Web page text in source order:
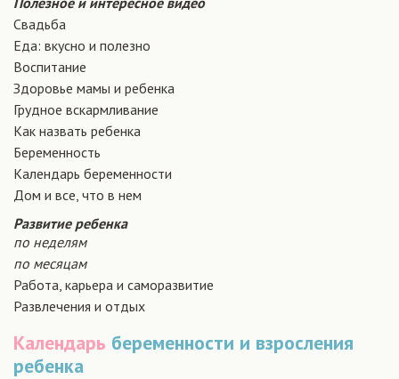
Свадьба
Еда: вкусно и полезно
Воспитание
Здоровье мамы и ребенка
Грудное вскармливание
Как назвать ребенка
Беременность
Календарь беременности
Дом и все, что в нем
Развитие ребенка
по неделям
по месяцам
Работа, карьера и саморазвитие
Развлечения и отдых
Календарь беременности и взросления
ребенка